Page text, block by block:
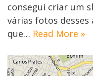
consegui criar um
várias fotos desses
que… Read More »